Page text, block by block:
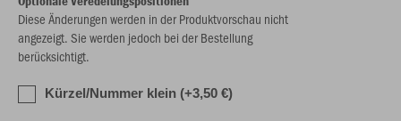
Diese Änderungen werden in der Produktvorschau nicht
angezeigt. Sie werden jedoch bei der Bestellung
berücksichtigt.
Kürzel/Nummer klein (+3,50 €)